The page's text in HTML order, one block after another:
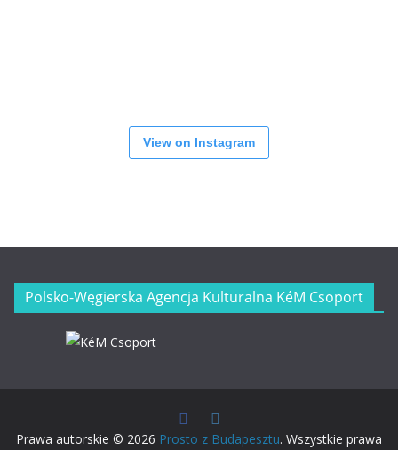
View on Instagram
Polsko-Węgierska Agencja Kulturalna KéM Csoport
Prawa autorskie © 2026 Prosto z Budapesztu. Wszystkie prawa